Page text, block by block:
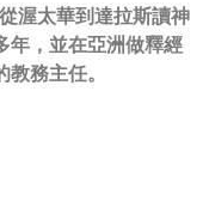
渥太華到達拉斯讀神
年，並在亞洲做釋經
務主任。